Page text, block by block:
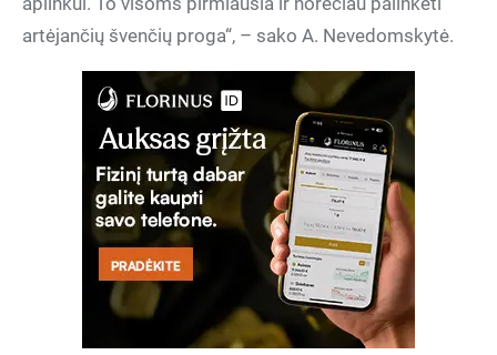
artėjančių švenčių proga“, – sako A. Nevedomskytė.